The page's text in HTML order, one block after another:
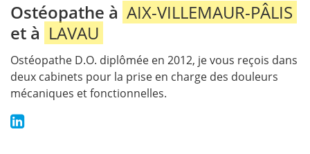
Ostéopathe à AIX-VILLEMAUR-PÂLIS
et à LAVAU
Ostéopathe D.O. diplômée en 2012, je vous reçois dans
deux cabinets pour la prise en charge des douleurs
mécaniques et fonctionnelles.
LinkedIn